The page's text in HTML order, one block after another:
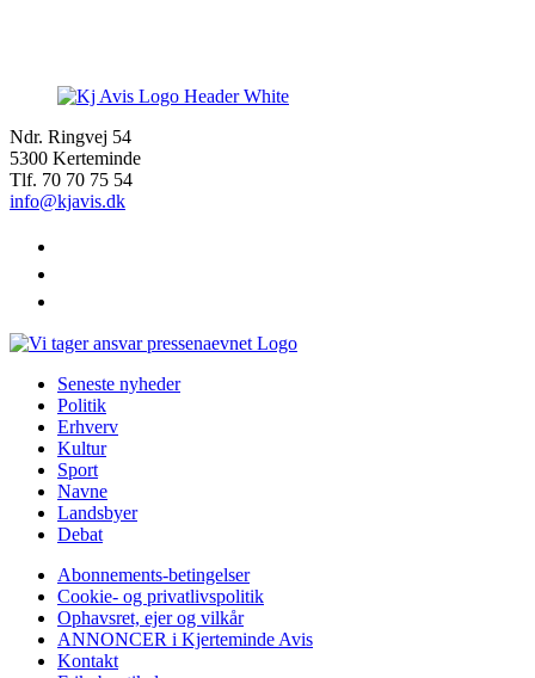
Ndr. Ringvej 54
5300 Kerteminde
Tlf. 70 70 75 54
info@kjavis.dk
Seneste nyheder
Politik
Erhverv
Kultur
Sport
Navne
Landsbyer
Debat
Abonnements-betingelser
Cookie- og privatlivspolitik
Ophavsret, ejer og vilkår
ANNONCER i Kjerteminde Avis
Kontakt